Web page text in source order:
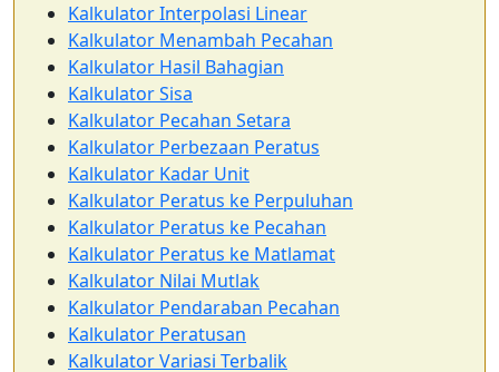
Kalkulator Interpolasi Linear
Kalkulator Menambah Pecahan
Kalkulator Hasil Bahagian
Kalkulator Sisa
Kalkulator Pecahan Setara
Kalkulator Perbezaan Peratus
Kalkulator Kadar Unit
Kalkulator Peratus ke Perpuluhan
Kalkulator Peratus ke Pecahan
Kalkulator Peratus ke Matlamat
Kalkulator Nilai Mutlak
Kalkulator Pendaraban Pecahan
Kalkulator Peratusan
Kalkulator Variasi Terbalik